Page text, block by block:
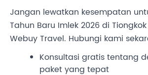
Jangan lewatkan kesempatan
Tahun Baru Imlek 2026 di
Webuy Travel. Hubungi kami
Konsultasi gratis tentang
paket yang tepat